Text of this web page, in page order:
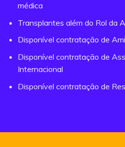
médica
Transplantes além do Rol da
Disponível contratação de
Disponível contratação de
Internacional
Disponível contratação de